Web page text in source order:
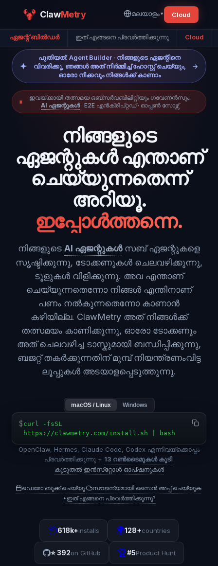
ClawMetry മലയാളം▾ Cloud
ഏജന്റ് ബിൽഡർ ഇത് എങ്ങനെ പ്രവർത്തിക്കുന്നു Cloud
പുതിയത്: Agent Builder · നിങ്ങളുടെ ഏജന്റിനെ
വിവരിക്കൂ, ഞങ്ങൾ അത് നിർമ്മിച്ച് ഹോസ്റ്റ് ചെയ്യും,
ഓരോ നീക്കവും നിങ്ങൾക്ക് കാണാം
→
ഇവയ്ക്കായി തത്സമയ ഒബ്സർവബിലിറ്റിയും ഗവേണൻസും:
AI ഏജന്റുകൾ · E2E എൻക്രിപ്റ്റഡ് · ഓപ്പൺ സോഴ്സ്
നിങ്ങളുടെ
ഏജന്റുകൾ എന്താണ്
ചെയ്യുന്നതെന്ന്
അറിയൂ.
ഇപ്പോൾത്തന്നെ.
നിങ്ങളുടെ AI ഏജന്റുകൾ സബ് ഏജന്റുകളെ
സൃഷ്ടിക്കുന്നു, ടോക്കണുകൾ ചെലവഴിക്കുന്നു,
ടൂളുകൾ വിളിക്കുന്നു. അവ എന്താണ്
ചെയ്യുന്നതെന്നോ നിങ്ങൾ എന്തിനാണ്
പണം നൽകുന്നതെന്നോ കാണാൻ
കഴിയില്ല. ClawMetry അത് നിങ്ങൾക്ക്
തത്സമയം കാണിക്കുന്നു, ഓരോ ടോക്കണും
അത് ചെലവഴിച്ച ടാസ്കുമായി ബന്ധിപ്പിക്കുന്നു,
ബജറ്റ് തകർക്കുന്നതിന് മുമ്പ് നിയന്ത്രണംവിട്ട
ലൂപ്പുകൾ അടയാളപ്പെടുത്തുന്നു.
macOS / Linux Windows
$ curl -fsSL
https://clawmetry.com/install.sh | bash
OpenClaw, Hermes, Claude Code, Codex എന്നിവയ്‌ക്കൊപ്പം
പ്രവർത്തിക്കുന്നു + 13 റൺടൈമുകൾ കൂടി.
കൂടുതൽ ഇൻസ്‌റ്റോൾ ഓപ്‌ഷനുകൾ
ഡെമോ ബുക്ക് ചെയ്യൂ· സൗജന്യമായി സൈൻ അപ്പ് ചെയ്യുക·
▸ ഇത് എങ്ങനെ പ്രവർത്തിക്കുന്നു?
📦618k+installs 🌍128+countries
⭐392on GitHub 🏆#5Product Hunt